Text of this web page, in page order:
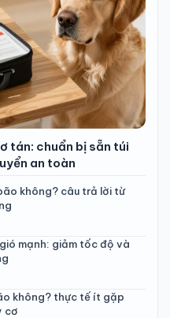
tán: chuẩn bị sẵn túi
an toàn
không? câu trả lời từ
mạnh: giảm tốc độ và
không? thực tế ít gặp
cơ